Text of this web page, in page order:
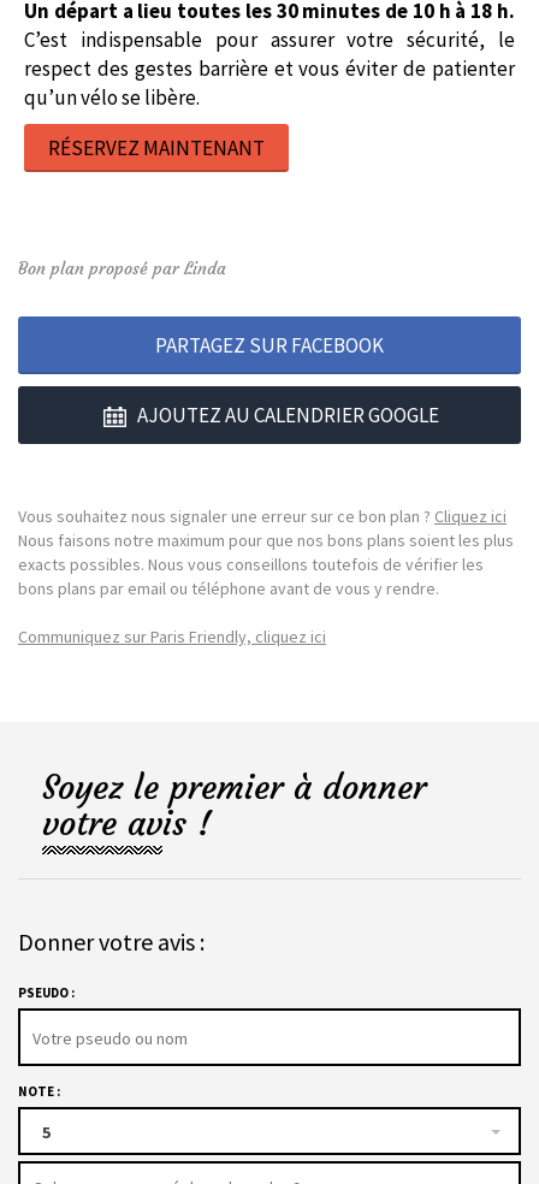
Un départ a lieu toutes les 30 minutes de 10 h à 18 h.
C’est indispensable pour assurer votre sécurité, le
respect des gestes barrière et vous éviter de patienter
qu’un vélo se libère.
RÉSERVEZ MAINTENANT
Bon plan proposé par Linda
PARTAGEZ SUR FACEBOOK
AJOUTEZ AU CALENDRIER GOOGLE
Vous souhaitez nous signaler une erreur sur ce bon plan ? Cliquez ici
Nous faisons notre maximum pour que nos bons plans soient les plus
exacts possibles. Nous vous conseillons toutefois de vérifier les
bons plans par email ou téléphone avant de vous y rendre.
Communiquez sur Paris Friendly, cliquez ici
Soyez le premier à donner
votre avis !
Donner votre avis :
PSEUDO :
NOTE :
5